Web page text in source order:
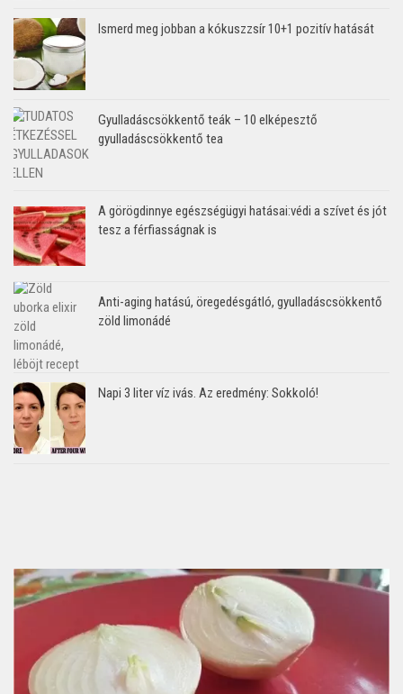
Ismerd meg jobban a kókuszzsír 10+1 pozitív hatását
Gyulladáscsökkentő teák – 10 elképesztő
gyulladáscsökkentő tea
A görögdinnye egészségügyi hatásai:védi a szívet és jót
tesz a férfiasságnak is
Anti-aging hatású, öregedésgátló, gyulladáscsökkentő
zöld limonádé
Napi 3 liter víz ivás. Az eredmény: Sokkoló!